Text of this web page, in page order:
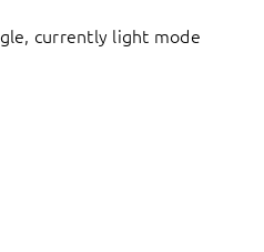
currently light mode